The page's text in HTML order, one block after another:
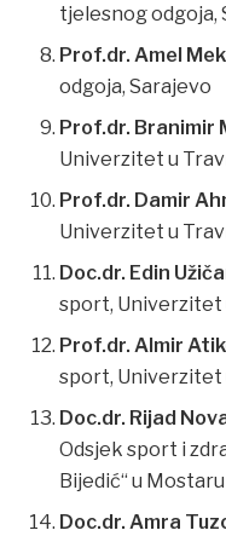
tjelesnog odgoja,
Prof.dr. Amel
odgoja, Sarajevo
Prof.dr. Branimir
Univerzitet u
Prof.dr. Damir
Univerzitet u
Doc.dr. Edin
sport, Univerzitet
Prof.dr. Almir
sport, Univerzitet
Doc.dr. Rijad
Odsjek sport i
Bijedić“ u Mostaru
Doc.dr. Amra